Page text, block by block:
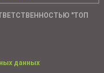
"ТОП
данных